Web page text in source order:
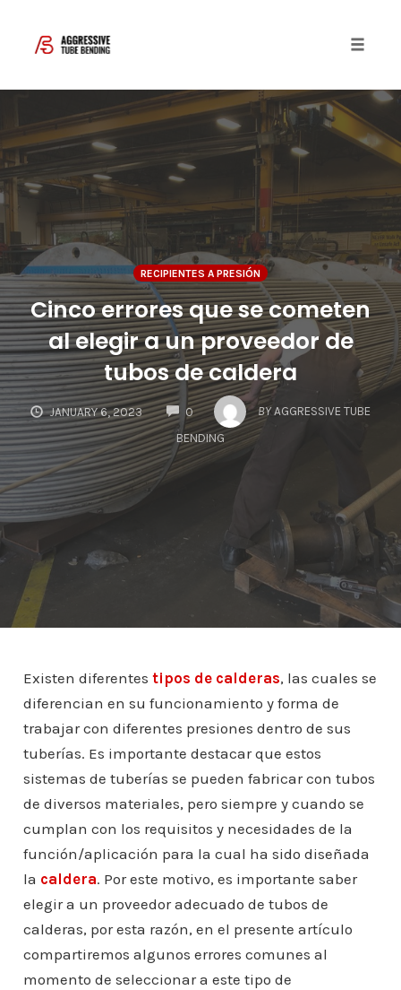
content
RECIPIENTES A PRESIÓN
Cinco errores que se cometen
al elegir a un proveedor de
tubos de caldera
JANUARY 6, 2023 0
COMMENTS
BY AGGRESSIVE TUBE
BENDING
Existen diferentes tipos de calderas, las cuales se
diferencian en su funcionamiento y forma de
trabajar con diferentes presiones dentro de sus
tuberías. Es importante destacar que estos
sistemas de tuberías se pueden fabricar con tubos
de diversos materiales, pero siempre y cuando se
cumplan con los requisitos y necesidades de la
función/aplicación para la cual ha sido diseñada
la caldera. Por este motivo, es importante saber
elegir a un proveedor adecuado de tubos de
calderas, por esta razón, en el presente artículo
compartiremos algunos errores comunes al
momento de seleccionar a este tipo de